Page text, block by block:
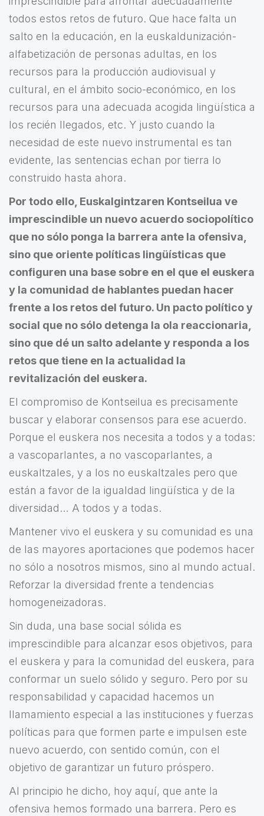
todos estos retos de futuro. Que hace falta un
salto en la educación, en la euskaldunización-
alfabetización de personas adultas, en los
recursos para la producción audiovisual y
cultural, en el ámbito socio-económico, en los
recursos para una adecuada acogida lingüística a
los recién llegados, etc. Y justo cuando la
necesidad de este nuevo instrumental es tan
evidente, las sentencias echan por tierra lo
construido hasta ahora.
Por todo ello, Euskalgintzaren Kontseilua ve
imprescindible un nuevo acuerdo sociopolítico
que no sólo ponga la barrera ante la ofensiva,
sino que oriente políticas lingüísticas que
configuren una base sobre en el que el euskera
y la comunidad de hablantes puedan hacer
frente a los retos del futuro. Un pacto político y
social que no sólo detenga la ola reaccionaria,
sino que dé un salto adelante y responda a los
retos que tiene en la actualidad la
revitalización del euskera.
El compromiso de Kontseilua es precisamente
buscar y elaborar consensos para ese acuerdo.
Porque el euskera nos necesita a todos y a todas:
a vascoparlantes, a no vascoparlantes, a
euskaltzales, y a los no euskaltzales pero que
están a favor de la igualdad lingüística y de la
diversidad… A todos y a todas.
Mantener vivo el euskera y su comunidad es una
de las mayores aportaciones que podemos hacer
no sólo a nosotros mismos, sino al mundo actual.
Reforzar la diversidad frente a tendencias
homogeneizadoras.
Sin duda, una base social sólida es
imprescindible para alcanzar esos objetivos, para
el euskera y para la comunidad del euskera, para
conformar un suelo sólido y seguro. Pero por su
responsabilidad y capacidad hacemos un
llamamiento especial a las instituciones y fuerzas
políticas para que formen parte e impulsen este
nuevo acuerdo, con sentido común, con el
objetivo de garantizar un futuro próspero.
Al principio he dicho, hoy aquí, que ante la
ofensiva hemos formado una barrera. Pero es